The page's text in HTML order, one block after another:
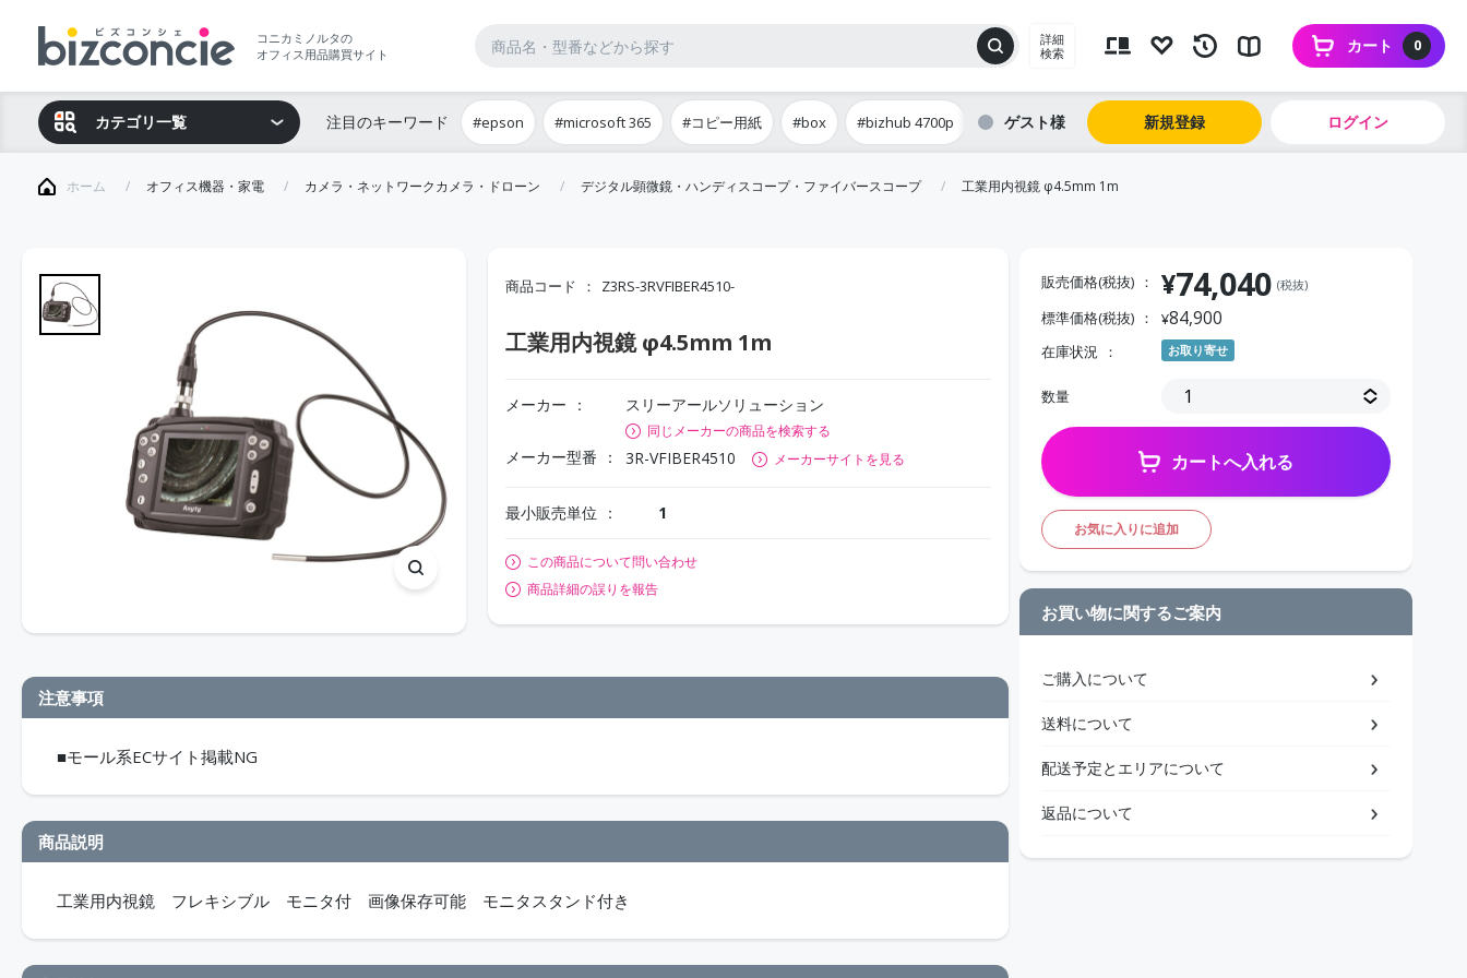
コニカミノルタの
オフィス用品購買サイト
詳細
検索
0
カート
カテゴリ一覧 注目のキーワード #epson #microsoft 365 #コピー用紙 #box #bizhub 4700p ゲスト 新規登録 ログイン
ホーム オフィス機器・家電 カメラ・ネットワークカメラ・ドローン デジタル顕微鏡・ハンディスコープ・ファイバースコープ 工業用内視鏡 φ4.5mm 1m
商品コード Z3RS-3RVFIBER4510-
工業用内視鏡 φ4.5mm 1m
メーカー スリーアールソリューション
同じメーカーの商品を検索する
メーカー型番 3R-VFIBER4510 メーカーサイトを見る
最小販売単位 1
この商品について問い合わせ
商品詳細の誤りを報告
注意事項
■モール系ECサイト掲載NG
商品説明
工業用内視鏡 フレキシブル モニタ付 画像保存可能 モニタスタンド付き
販売価格(税抜) ¥74,040 (税抜)
標準価格(税抜) ¥84,900
在庫状況 お取り寄せ
数量
カートへ入れる
お気に入りに追加
お買い物に関するご案内
ご購入について
送料について
配送予定とエリアについて
返品について